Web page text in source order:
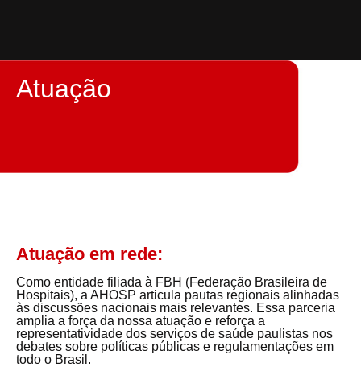
Atuação
Atuação em rede:
Como entidade filiada à FBH (Federação Brasileira de
Hospitais), a AHOSP articula pautas regionais alinhadas
às discussões nacionais mais relevantes. Essa parceria
amplia a força da nossa atuação e reforça a
representatividade dos serviços de saúde paulistas nos
debates sobre políticas públicas e regulamentações em
todo o Brasil.